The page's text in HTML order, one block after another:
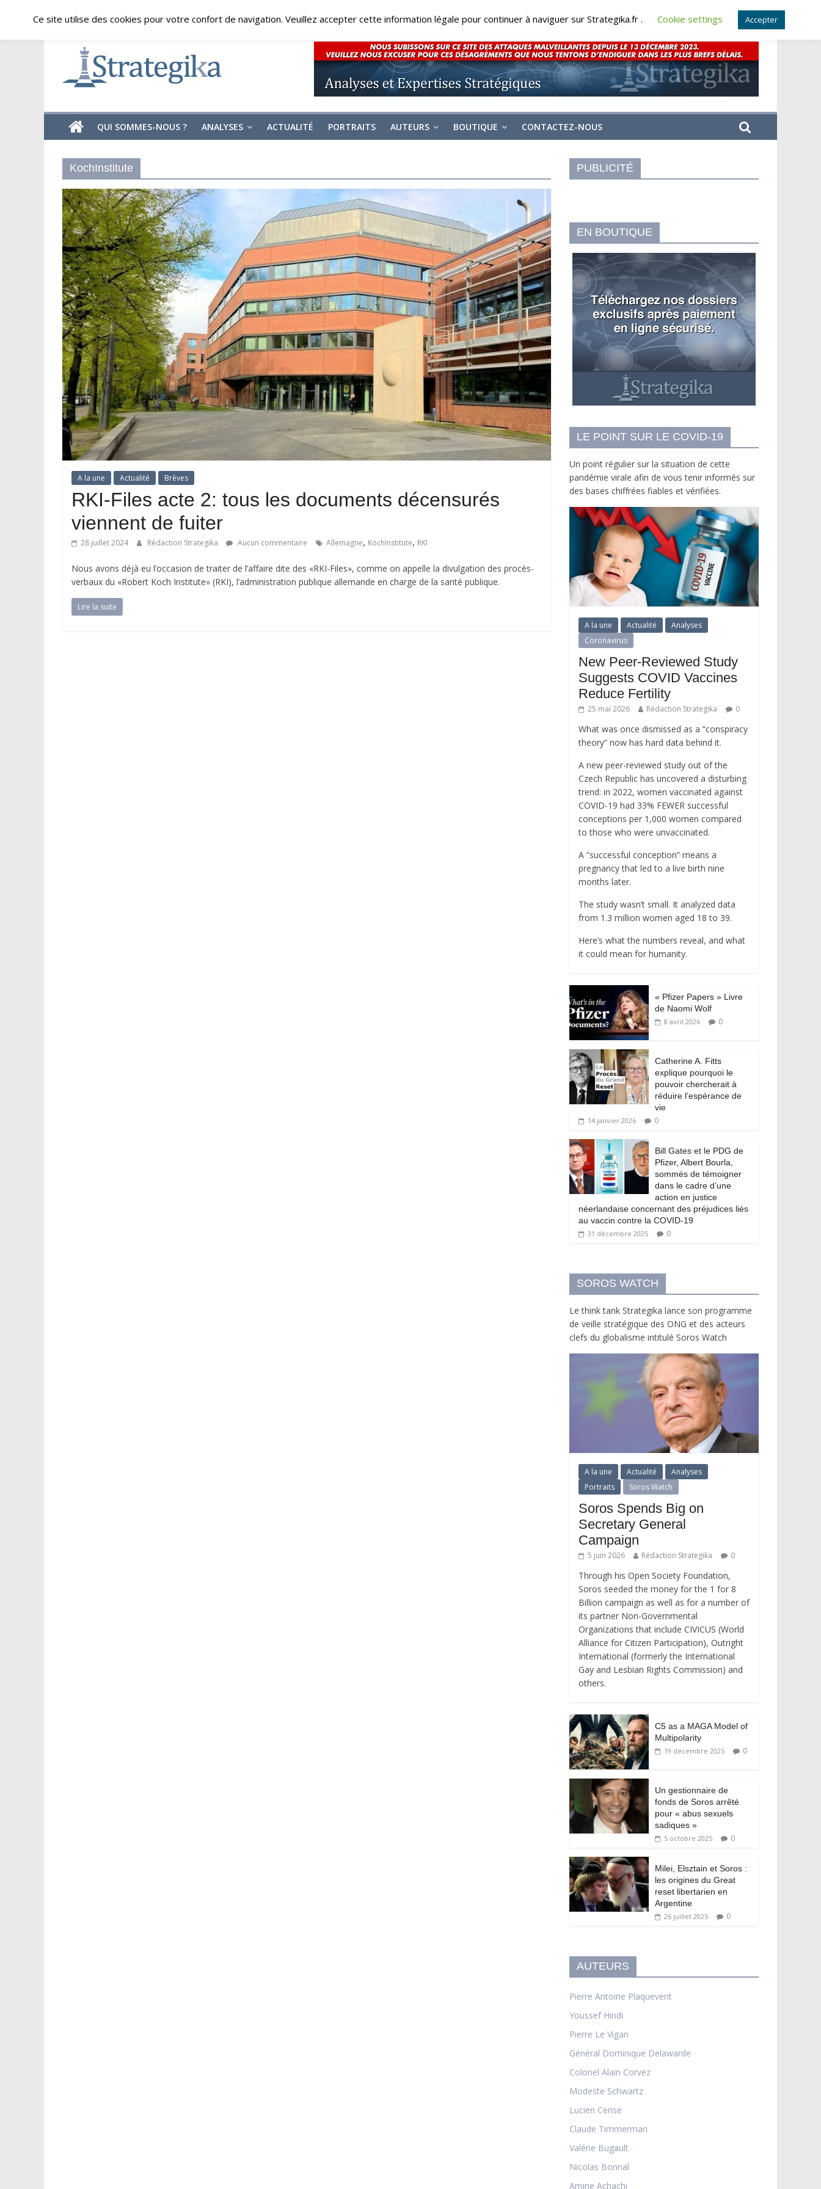
content
vendredi, août 7, 2026
Strategika
Expertise
Analyses
géostratégiques
QUI SOMMES-NOUS ? ANALYSES ACTUALITÉ PORTRAITS AUTEURS BOUTIQUE CONTACTEZ-NOUS
KochInstitute
A la une Actualité Brèves
RKI-Files acte 2: tous les documents décensurés
viennent de fuiter
28 juillet 2024 Rédaction Strategika Aucun commentaire Allemagne, KochInstitute, RKI
Nous avons déjà eu l’occasion de traiter de l’affaire dite des «RKI-Files», comme on appelle la divulgation des procès-
verbaux du «Robert Koch Institute» (RKI), l’administration publique allemande en charge de la santé publique.
Lire la suite
PUBLICITÉ
EN BOUTIQUE
LE POINT SUR LE COVID-19
Un point régulier sur la situation de cette
pandémie virale afin de vous tenir informés sur
des bases chiffrées fiables et vérifiées.
A la une Actualité
Analyses
Coronavirus
New Peer-Reviewed Study
Suggests COVID Vaccines
Reduce Fertility
25 mai 2026 Rédaction Strategika 0
What was once dismissed as a “conspiracy
theory” now has hard data behind it.
A new peer-reviewed study out of the
Czech Republic has uncovered a disturbing
trend: in 2022, women vaccinated against
COVID-19 had 33% FEWER successful
conceptions per 1,000 women compared
to those who were unvaccinated.
A “successful conception” means a
pregnancy that led to a live birth nine
months later.
The study wasn’t small. It analyzed data
from 1.3 million women aged 18 to 39.
Here’s what the numbers reveal, and what
it could mean for humanity.
« Pfizer Papers » Livre
de Naomi Wolf
8 avril 2026 0
Catherine A. Fitts
explique pourquoi le
pouvoir chercherait à
réduire l’espérance de
vie
14 janvier 2026 0
Bill Gates et le PDG de
Pfizer, Albert Bourla,
sommés de témoigner
dans le cadre d’une
action en justice
néerlandaise concernant des préjudices liés
au vaccin contre la COVID-19
31 décembre 2025 0
SOROS WATCH
Le think tank Strategika lance son programme
de veille stratégique des ONG et des acteurs
clefs du globalisme intitulé Soros Watch
A la une Actualité
Analyses
Portraits
Soros Watch
Soros Spends Big on
Secretary General
Campaign
5 juin 2026 Rédaction Strategika 0
Through his Open Society Foundation,
Soros seeded the money for the 1 for 8
Billion campaign as well as for a number of
its partner Non-Governmental
Organizations that include CIVICUS (World
Alliance for Citizen Participation), Outright
International (formerly the International
Gay and Lesbian Rights Commission) and
others.
C5 as a MAGA Model of
Multipolarity
19 décembre 2025 0
Un gestionnaire de
fonds de Soros arrêté
pour « abus sexuels
sadiques »
5 octobre 2025 0
Milei, Elsztain et Soros :
les origines du Great
reset libertarien en
Argentine
26 juillet 2025 0
AUTEURS
Pierre Antoine Plaquevent
Youssef Hindi
Pierre Le Vigan
Général Dominique Delawarde
Colonel Alain Corvez
Modeste Schwartz
Lucien Cerise
Claude Timmerman
Valérie Bugault
Nicolas Bonnal
Amine Achachi
Ce site utilise des cookies pour votre confort de navigation. Veuillez accepter cette information légale pour continuer à naviguer sur Strategika.fr . Cookie settings Accepter